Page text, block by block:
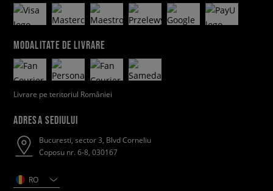
MODALITATE DE LIVRARE
Livrare pe teritoriul României
ADRESA SEDIULUI
Bucuresti, sector 3, Blvd Corneliu
Coposu nr. 6-8, 030167
RO